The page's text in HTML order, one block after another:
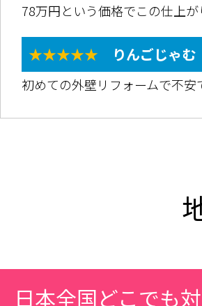
78万円という価格でこの仕上
★★★★★ りんごじゃむ
初めての外壁リフォームで不
日本全国どこでも